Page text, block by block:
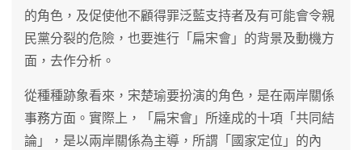
的角色，及促使他不顧得罪泛藍支持者及有可能會令親
民黨分裂的危險，也要進行「扁宋會」的背景及動機方
面，去作分析。
從種種跡象看來，宋楚瑜要扮演的角色，是在兩岸關係
事務方面。實際上，「扁宋會」所達成的十項「共同結
論」，是以兩岸關係為主導，所謂「國家定位」的內